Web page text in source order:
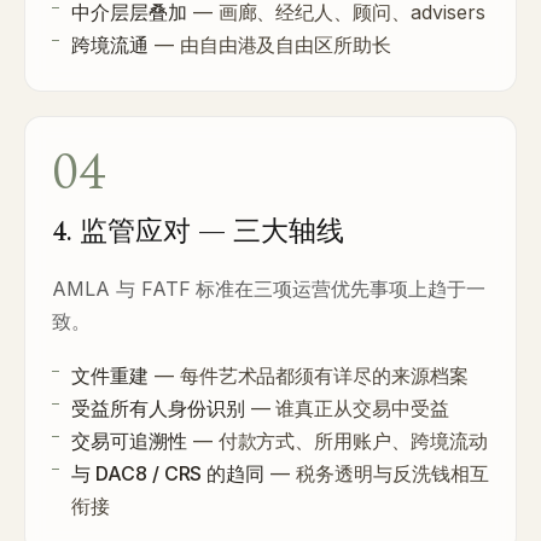
中介层层叠加 — 画廊、经纪人、顾问、advisers
跨境流通 — 由自由港及自由区所助长
04
4. 监管应对 — 三大轴线
AMLA 与 FATF 标准在三项运营优先事项上趋于一
致。
文件重建 — 每件艺术品都须有详尽的来源档案
受益所有人身份识别 — 谁真正从交易中受益
交易可追溯性 — 付款方式、所用账户、跨境流动
与 DAC8 / CRS 的趋同 — 税务透明与反洗钱相互
衔接